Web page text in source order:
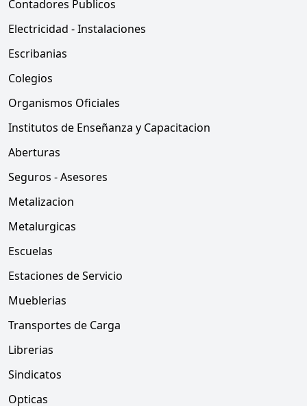
Contadores Publicos
Electricidad - Instalaciones
Escribanias
Colegios
Organismos Oficiales
Institutos de Enseñanza y Capacitacion
Aberturas
Seguros - Asesores
Metalizacion
Metalurgicas
Escuelas
Estaciones de Servicio
Mueblerias
Transportes de Carga
Librerias
Sindicatos
Opticas